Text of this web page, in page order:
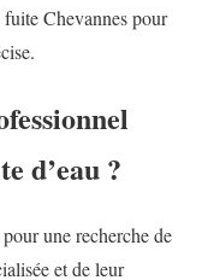
Chevannespour
d’eau ?
une recherche de
et de leur